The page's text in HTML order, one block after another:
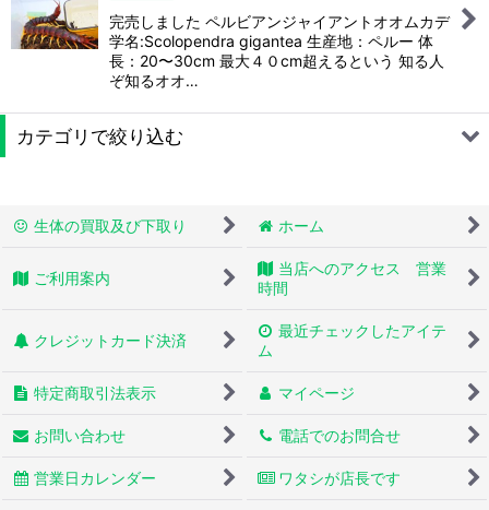
完売しました ペルビアンジャイアントオオムカデ
学名:Scolopendra gigantea 生産地：ペルー 体
長：20〜30cm 最大４０cm超えるという 知る人
ぞ知るオオ…
カテゴリで絞り込む
タランチュラ・蜘蛛
ヤスデ
ムカデ
その他奇虫
生体の買取及び下取り ホーム
ご利用案内
当店へのアクセス 営業
時間
クレジットカード決済
最近チェックしたアイテ
ム
特定商取引法表示 マイページ
お問い合わせ 電話でのお問合せ
営業日カレンダー ワタシが店長です